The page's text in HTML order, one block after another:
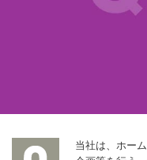
当社は、ホー